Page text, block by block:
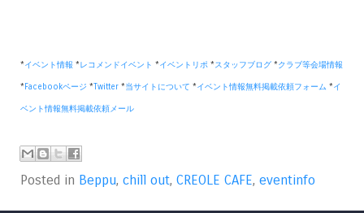
*イベント情報 *レコメンドイベント *イベントリポ *スタッフブログ *クラブ等会場情報
* Facebookページ *Twitter *当サイトについて *イベント情報無料掲載依頼フォーム *イ
ベント情報無料掲載依頼メール
Posted in Beppu, chill out, CREOLE CAFE, eventinfo